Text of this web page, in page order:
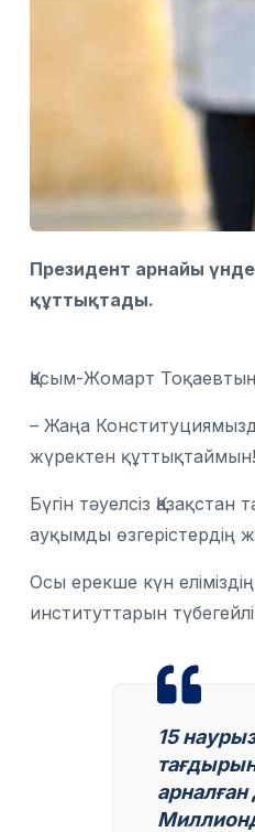
Президент арнайы
құттықтады.
Қасым-Жомарт Тоқаевтың
– Жаңа
жүректен құттықтаймын!
Бүгін тәуелсіз
ауқымды өзгерістердің
Осы ерекше күн
институттарын
15